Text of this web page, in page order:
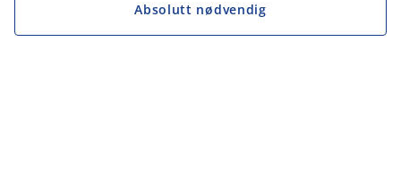
Absolutt nødvendig